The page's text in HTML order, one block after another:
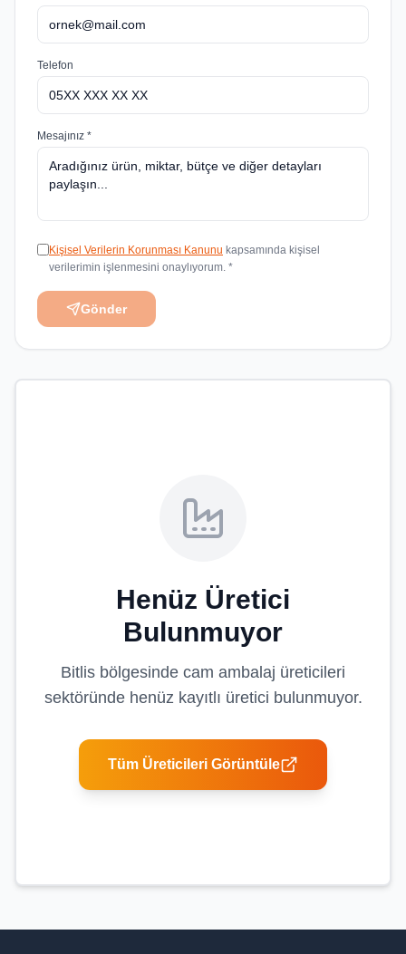
Telefon
Mesajınız *
Kişisel Verilerin Korunması Kanunu kapsamında kişisel
verilerimin işlenmesini onaylıyorum. *
Gönder
Henüz Üretici
Bulunmuyor
Bitlis bölgesinde cam ambalaj üreticileri
sektöründe henüz kayıtlı üretici bulunmuyor.
Tüm Üreticileri Görüntüle